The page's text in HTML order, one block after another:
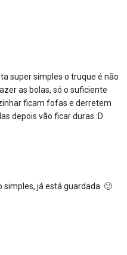
super simples o truque é não
as bolas, só o suficiente
ficam fofas e derretem
depois vão ficar duras :D
simples, já está guardada. 🙂